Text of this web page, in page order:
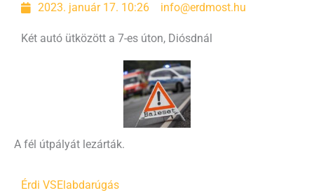
2023. január 17. 10:26 info@erdmost.hu
Két autó ütközött a 7-es úton, Diósdnál
A fél útpályát lezárták.
Érdi VSE labdarúgás